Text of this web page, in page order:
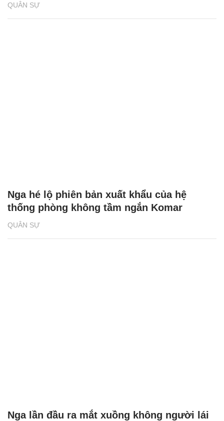
QUÂN SỰ
QUÂN SỰ
Nga hé lộ phiên bản xuất khẩu của hệ
thống phòng không tầm ngắn Komar
Nga lần đầu ra mắt xuồng không người lái